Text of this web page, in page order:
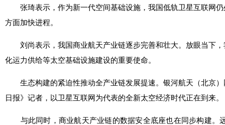
张琦表示，作为新一代空间基础设施，我国低轨卫星互联网仍
方面加快进程。
刘尚表示，我国商业航天产业链逐步完善和壮大。放眼当下，
化运力供给等太空基础设施建设的重要使命。
生态构建的紧迫性推动全产业链发展提速。银河航天（北京）
日报》记者，以卫星互联网为代表的全新太空经济时代正在到来。
与此同时，商业航天产业链的数据安全底座也在同步构建。